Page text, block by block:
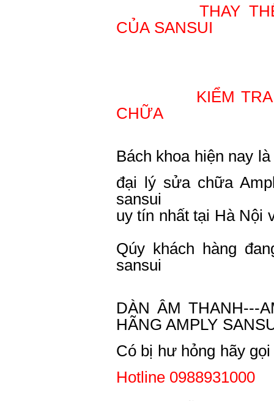
THAY
CỦA SANSUI
KIỂM TRA
CHỮA
Bách khoa hiện nay
đại lý sửa chữa
sansui
uy tín nhất tại Hà Nội
Qúy khách hàng
sansui
DÀN ÂM THANH---
HÃNG AMPLY
Có bị hư hỏng hãy
Hotline 0988931000